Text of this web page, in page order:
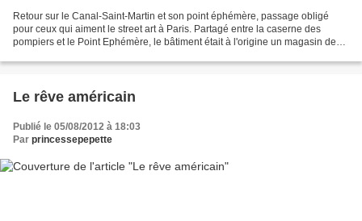
Retour sur le Canal-Saint-Martin et son point éphémère, passage obligé
pour ceux qui aiment le street art à Paris. Partagé entre la caserne des
pompiers et le Point Ephémère, le bâtiment était à l'origine un magasin de
Le rêve américain
Publié le 05/08/2012 à 18:03
Par princessepepette